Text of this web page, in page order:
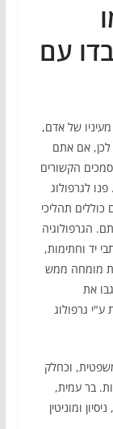
עם
של אדם,
לכן, אם אתם
הקשורים
לגרפולוג
תהליכי
הגרפולוגיה
יד וחתימות,
מומחה ממש
את
ע"י גרפולוג
וכחלק
בר עמית,
ומוניטין